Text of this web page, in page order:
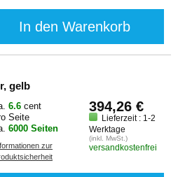
In den Warenkorb
gelb
6.6 cent
Seite
6000 Seiten
zur
394,26 €
Lieferzeit : 1-2
Werktage
(inkl. MwSt.)
versandkostenfrei